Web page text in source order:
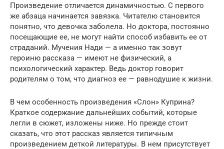
Произведение отличается динамичностью. С первого
же абзаца начинается завязка. Читателю становится
понятно, что девочка заболела. Но доктора, постоянно
посещающие ее, не могут найти способ избавить ее от
страданий. Мучения Нади — а именно так зовут
героиню рассказа — имеют не физический, а
психологический характер. Ведь доктор говорит
родителям о том, что диагноз ее — равнодушие к жизни.
В чем особенность произведения «Слон» Куприна?
Краткое содержание дальнейших событий, которые
легли в сюжет, изложены ниже. Но прежде стоит
сказать, что этот рассказ является типичным
произведением деткой литературы. В нем присутствует